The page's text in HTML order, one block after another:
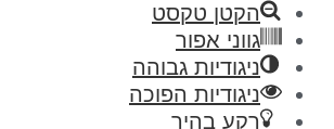
טקסט
אפור
גבוהה
הפוכה
בהיר